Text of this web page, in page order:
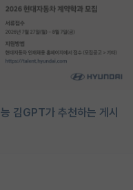
김GPT가 추천하는 게시